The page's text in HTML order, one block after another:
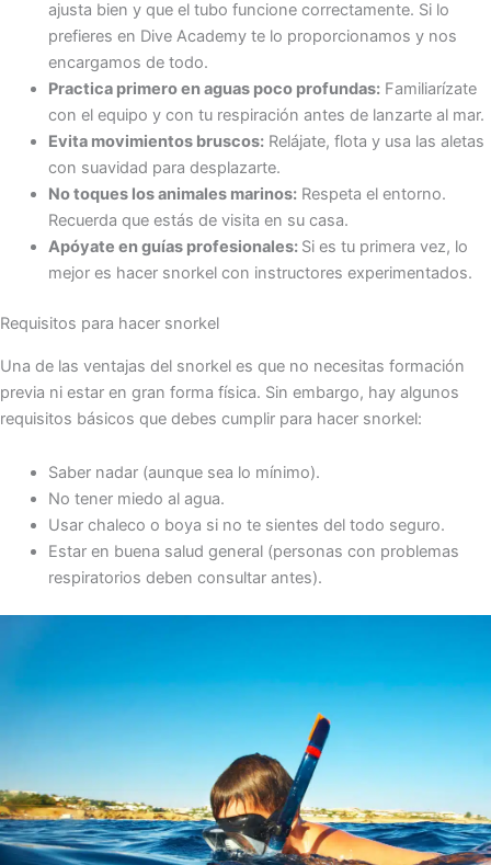
ajusta bien y que el tubo funcione correctamente. Si lo
prefieres en Dive Academy te lo proporcionamos y nos
encargamos de todo.
Practica primero en aguas poco profundas:Familiarízate
con el equipo y con tu respiración antes de lanzarte al mar.
Evita movimientos bruscos:Relájate, flota y usa las aletas
con suavidad para desplazarte.
No toques los animales marinos:Respeta el entorno.
Recuerda que estás de visita en su casa.
Apóyate en guías profesionales: Si es tu primera vez, lo
mejor es hacer snorkel con instructores experimentados.
Requisitos para hacer snorkel
Una de las ventajas del snorkel es que no necesitas formación
previa ni estar en gran forma física. Sin embargo, hay algunos
requisitos básicos que debes cumplir para hacer snorkel:
Saber nadar (aunque sea lo mínimo).
No tener miedo al agua.
Usar chaleco o boya si no te sientes del todo seguro.
Estar en buena salud general (personas con problemas
respiratorios deben consultar antes).